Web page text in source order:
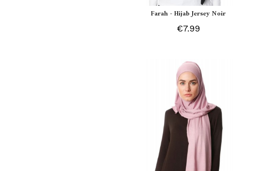
Farah - Hijab Jersey Noir
€7.99